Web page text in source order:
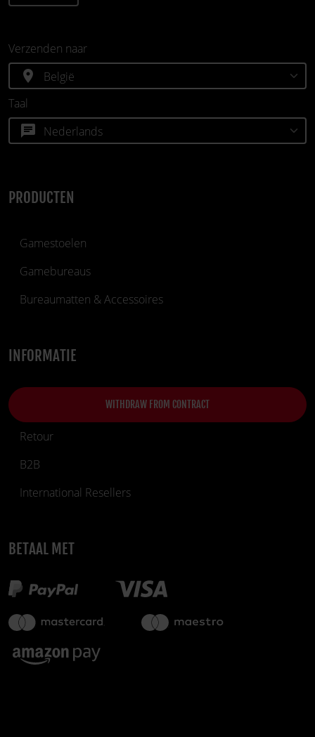
PRODUCTEN
Gamestoelen
Gamebureaus
Bureaumatten & Accessoires
INFORMATIE
WITHDRAW FROM CONTRACT
Retour
B2B
International Resellers
BETAAL MET
Verzenden naar
location_on
Taal
chat